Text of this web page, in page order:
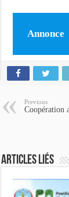
Annonce
Previous
Coopération
Articles Liés